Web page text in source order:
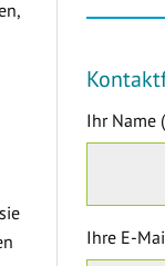
Ihr Name
Ihre E-